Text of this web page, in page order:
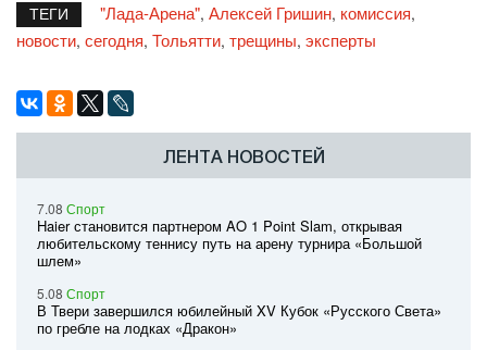
ТЕГИ "Лада-Арена", Алексей Гришин, комиссия,
новости, сегодня, Тольятти, трещины, эксперты
ЛЕНТА НОВОСТЕЙ
7.08 Спорт
Haier становится партнером AO 1 Point Slam, открывая
любительскому теннису путь на арену турнира «Большой
шлем»
5.08 Спорт
В Твери завершился юбилейный XV Кубок «Русского Света»
по гребле на лодках «Дракон»